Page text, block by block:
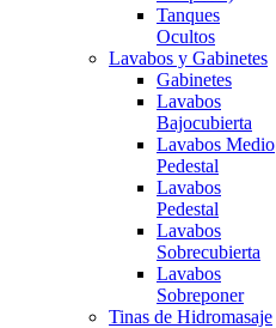
Tanques
Ocultos
Lavabos y Gabinetes
Gabinetes
Lavabos
Bajocubierta
Lavabos Medio
Pedestal
Lavabos
Pedestal
Lavabos
Sobrecubierta
Lavabos
Sobreponer
Tinas de Hidromasaje